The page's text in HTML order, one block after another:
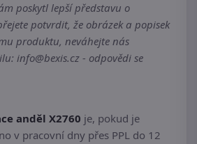
poskytl lepší představu o
potvrdit, že obrázek a popisek
produktu, neváhejte nás
info@bexis.cz - odpovědi se
anděl X2760 je, pokud je
v pracovní dny přes PPL do 12